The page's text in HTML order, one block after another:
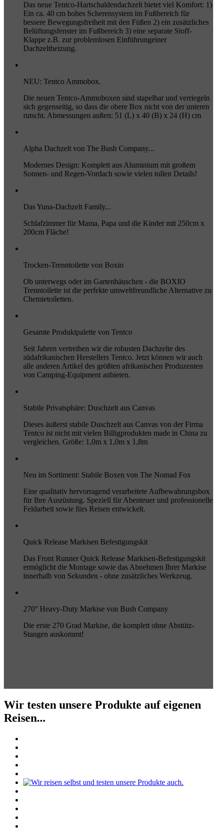
Das neue Tentco-Hartschaldendachzelt bietet viel Komfort: 1)
Ein ca. 40 cm hohes Scherensystem im Fußbereich für
bessere Bewegungsfreiheit mit den Füßen 2) ein zusätzliches
Belüftungsfenster im Fußbereich 3) eine separate Stoff-
Klappe z.B. zur problemlosen Einführungeiner
Dachzeltheizung.
NEU: Tentco Ammobox.
Die neuen Tentco-Ammoboxen sind stapelbar und verriegeln
sich gegenseitig, so dass die obere Box nicht von der unteren
rutscht. Abmessungen außen: 51 (L) x 40 (B) x 24 (H) cm
Alpha Dachzelt von The Bush Company...
Modernes Design: Komplett aus Aluminium mit großem
Sonnen- und Regen-Vordach sowie vielen tollen Details!
Das Yuna-Dachzelt Family...
Schlafzimmer für Mama, Papa und die Kinder mit 250cm x
200cm Fläche!
Trocken-Trenntoilette von Boxio
Ob unterwegs oder im Gartenhäuschen - die BOXIO
Trenntoilette ist die perfekte umweltfreundliche Alternative zu
Chemietoiletten.
Gesamte Produktpalette von Tentco
Seit Jahren vertreiben wir die robusten Dachzelte des
südafrikanischen Herstellers Tentco. Jetzt können wir auch
alle anderen Artikel des größten afrikanischen Produzenten
von Camping-Equipment anbieten.
Stabile Privatsphäre: Duschzelt aus Canvas
Dieses äußerst stabile Duschzelt aus Canvas von der Firma
Tentco ist nicht mit vielen Billigprodukten made in China zu
vergleichen. Größe: 1,0m x 1,0m x 1,8m
Neu im Sortiment: Stabile Boxen von The Nomad Fox
Eine qualitativ hervorragend verarbeitete Aufbewahrungsbox
für Ihre Ausrüstung. Speziell für Abenteuer und professionelle
Feldarbeit sowie fürs Reisen entwickelt.
Quick Release Markisen Befestigungskit
Das Front Runner Quick Release Markisen-Befestigungskit
ermöglicht die Montage sowie das Abnehmen Ihrer Markise
innerhalb von Sekunden - ohne zusätzliches Werkzeug.
270° Heavy-Duty Markise von Bush Company
Die erste 270 Grad Markise, die komplett ohne Abstütz-
Stangen auskommt!
Wir testen unsere Produkte auf eigenen
Reisen...